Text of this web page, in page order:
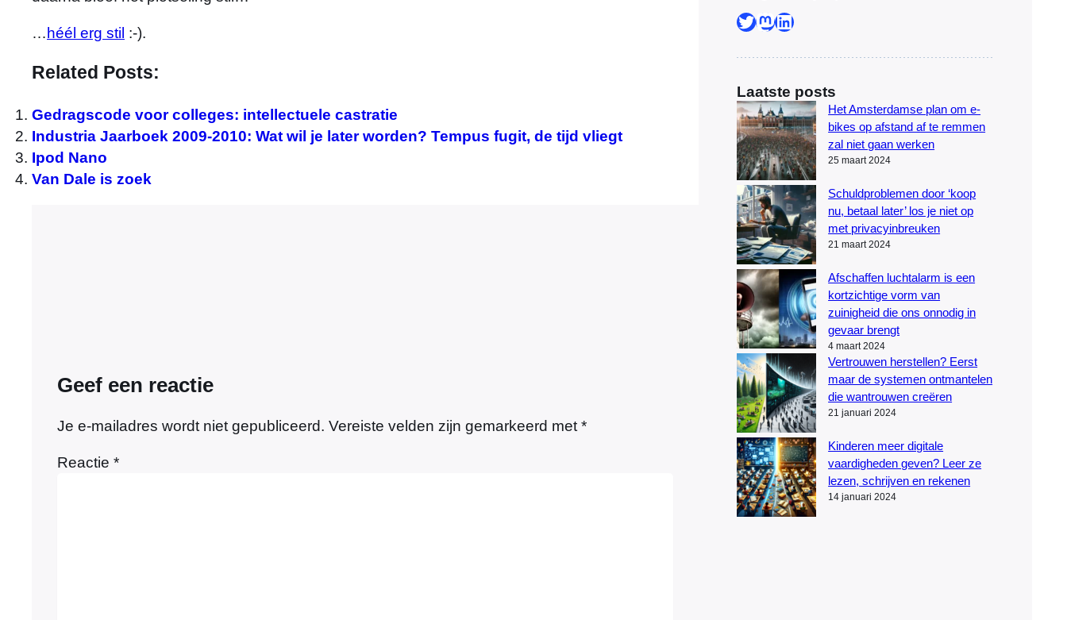
… héél erg stil :-).
Related Posts:
Gedragscode voor colleges: intellectuele castratie
Industria Jaarboek 2009-2010: Wat wil je later worden? Tempus fugit, de tijd vliegt
Ipod Nano
Van Dale is zoek
Geef een reactie
Je e-mailadres wordt niet gepubliceerd. Vereiste velden zijn gemarkeerd met*
Reactie *
Twitter Mastodon LinkedIn
Laatste posts
Het Amsterdamse plan om e-
bikes op afstand af te remmen
zal niet gaan werken
25 maart 2024
Schuldproblemen door ‘koop
nu, betaal later’ los je niet op
met privacyinbreuken
21 maart 2024
Afschaffen luchtalarm is een
kortzichtige vorm van
zuinigheid die ons onnodig in
gevaar brengt
4 maart 2024
Vertrouwen herstellen? Eerst
maar de systemen ontmantelen
die wantrouwen creëren
21 januari 2024
Kinderen meer digitale
vaardigheden geven? Leer ze
lezen, schrijven en rekenen
14 januari 2024